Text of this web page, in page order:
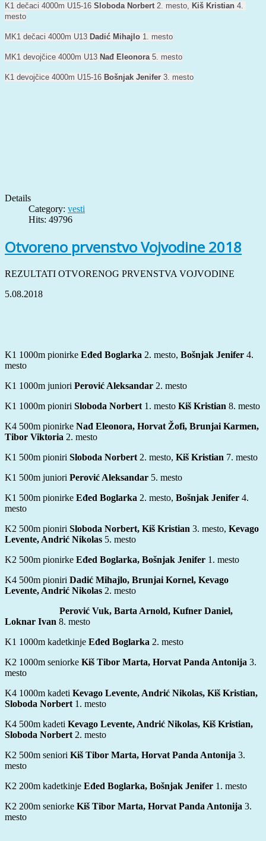
K1 dečaci 4000m U15-16 Sloboda Norbert 2. mesto, Kiš Kristian 4.
mesto
MK1 dečaci 4000m U13 Dadić Mihajlo 1. mesto
MK1 devojčice 4000m U13 Nađ Eleonora 5. mesto
K1 devojčice 4000m U15-16 Bošnjak Jenifer 3. mesto
Details
Category: vesti
Hits: 49796
Otvoreno prvenstvo Vojvodine 2018
REZULTATI OTVORENOG PRVENSTVA VOJVODINE
5.08.2018
K1 1000m pionirke Eđed Boglarka 2. mesto, Bošnjak Jenifer 4.
mesto
K1 1000m juniori Perović Aleksandar 2. mesto
K1 1000m pioniri Sloboda Norbert 1. mesto Kiš Kristian 8. mesto
K4 500m pionirke Nađ Eleonora, Horvat Žofi, Brunjai Karmen,
Tibor Viktoria 2. mesto
K1 500m pioniri Sloboda Norbert 2. mesto, Kiš Kristian 7. mesto
K1 500m juniori Perović Aleksandar 5. mesto
K1 500m pionirke Eđed Boglarka 2. mesto, Bošnjak Jenifer 4.
mesto
K2 500m pioniri Sloboda Norbert, Kiš Kristian 3. mesto, Kevago
Levente, Andrić Nikolas 5. mesto
K2 500m pionirke Eđed Boglarka, Bošnjak Jenifer 1. mesto
K4 500m pioniri Dadić Mihajlo, Brunjai Kornel, Kevago
Levente, Andrić Nikolas 2. mesto
Perović Vuk, Barta Arnold, Kufner Daniel,
Loknar Ivan 8. mesto
K1 1000m kadetkinje Eđed Boglarka 2. mesto
K2 1000m seniorke Kiš Tibor Marta, Horvat Panda Antonija 3.
mesto
K4 1000m kadeti Kevago Levente, Andrić Nikolas, Kiš Kristian,
Sloboda Norbert 1. mesto
K4 500m kadeti Kevago Levente, Andrić Nikolas, Kiš Kristian,
Sloboda Norbert 2. mesto
K2 500m seniori Kiš Tibor Marta, Horvat Panda Antonija 3.
mesto
K2 200m kadetkinje Eđed Boglarka, Bošnjak Jenifer 1. mesto
K2 200m seniorke Kiš Tibor Marta, Horvat Panda Antonija 3.
mesto